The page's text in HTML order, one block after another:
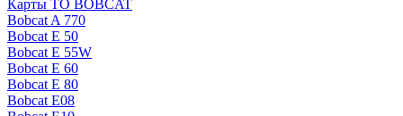
Карты ТО BOBCAT
Bobcat A 770
Bobcat E 50
Bobcat E 55W
Bobcat E 60
Bobcat E 80
Bobcat E08